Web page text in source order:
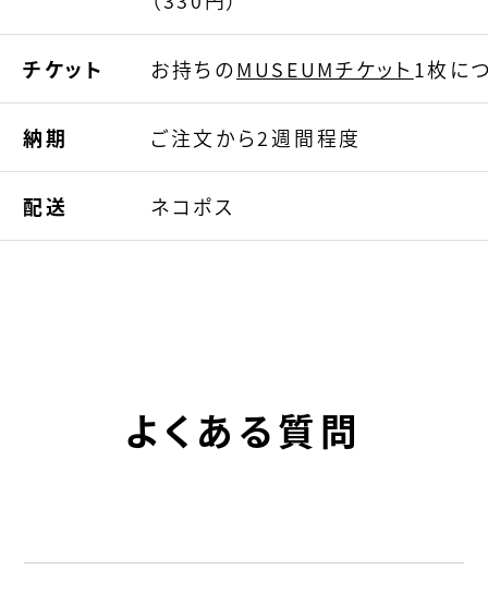
チケット お持ちのMUSEUMチケット 1枚に
納期 ご注文から2週間程度
配送 ネコポス
よくある質問